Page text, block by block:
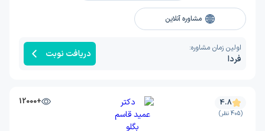
مشاوره آنلاین
اولین زمان مشاوره:
فردا دریافت نوبت
+12000 4.8
(405 نظر)